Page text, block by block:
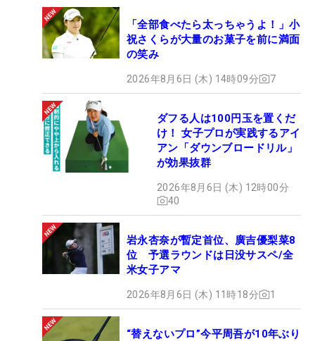
「全部食べたら太っちゃうよ！」小
祝さくらが大量のお菓子を前に満面
の笑み
2026年8月6日 (木) 14時09分 7
ダフる人は100円玉を置くだ
け！ 女子プロが実践するアイ
アン「ダウンブロードリル」
が効果抜群
2026年8月6日 (木) 12時00分
40
岩永杏奈が暫定首位、廣吉優梨菜8
位 予選ラウンドは日没サスペ/全
米女子アマ
2026年8月6日 (木) 11時18分 1
“替えないプロ”今平周吾が10年ぶり